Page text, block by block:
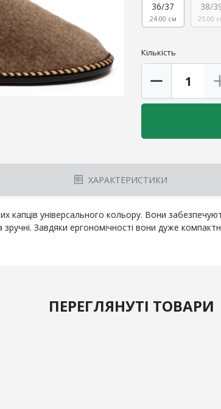
36/37
24.00 см
38/
25.00
Кількість
ХАРАКТЕРИСТИКИ
капців універсального кольору. Вони
зручні. Завдяки ергономічності вони дуже
ПЕРЕГЛЯНУТІ ТОВАРИ